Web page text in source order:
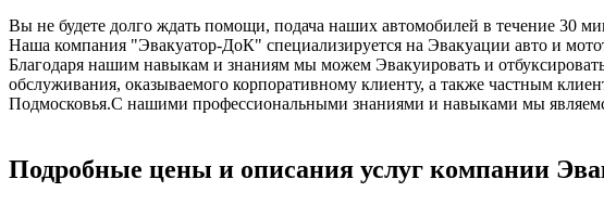
Вы не будете долго ждать помощи, подача наших автомобилей в течение 30
Наша компания "Эвакуатор-ДоК" специализируется на Эвакуации авто и
Благодаря нашим навыкам и знаниям мы можем Эвакуировать и
обслуживания, оказываемого корпоративному клиенту, а также частным
Подмосковья.С нашими профессиональными знаниями и навыками мы
Подробные цены и описания услуг компании